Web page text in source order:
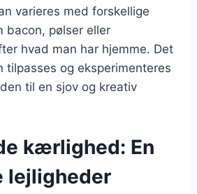
varieres med forskellige
bacon, pølser eller
hvad man har hjemme. Det
tilpasses og eksperimenteres
til en sjov og kreativ
kærlighed: En
lejligheder